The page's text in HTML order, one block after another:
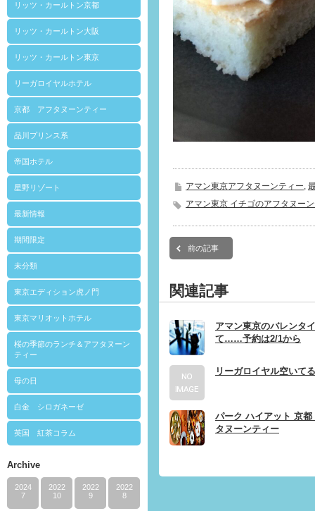
リッツ・カールトン京都
リッツ・カールトン大阪
リッツ・カールトン東京
リーガロイヤルホテル
京都 アフタヌーンティー
品川プリンス系
帝国ホテル
星野リゾート
最新情報
期間限定
未分類
東京エディション虎ノ門
東京マリオットホテル
桜の季節のランチ＆アフタヌーン
ティー
母の日
白金 シロガネーゼ
英国 紅茶コラム
Archive
2024
7
2022
10
2022
9
2022
8
アマン東京アフタヌーンティー,
アマン東京 イチゴのアフタヌー
前の記事
関連記事
アマン東京のバレンタ
て……予約は2/1から
リーガロイヤル空いて
パーク ハイアット 京
タヌーンティー